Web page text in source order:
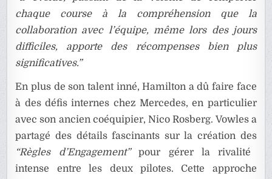
chaque course à la compréhension que la
collaboration avec l’équipe, même lors des jours
difficiles, apporte des récompenses bien plus
significatives.”
En plus de son talent inné, Hamilton a dû faire face
à des défis internes chez Mercedes, en particulier
avec son ancien coéquipier, Nico Rosberg. Vowles a
partagé des détails fascinants sur la création des
“Règles d’Engagement”pour gérer la rivalité
intense entre les deux pilotes. Cette approche